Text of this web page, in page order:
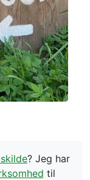
? Jeg har
til